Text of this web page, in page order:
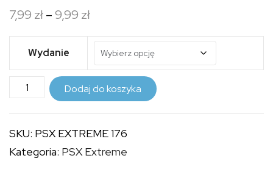
7,99 zł–9,99 złZakres
cen:
od
7,99 zł
do
9,99 zł
Wydanie
ilość
PSX
176
Dodaj do koszyka
SKU: PSX EXTREME 176
Kategoria: PSX Extreme